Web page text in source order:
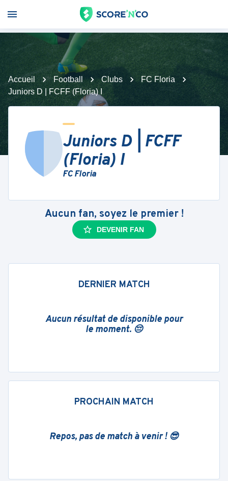
Accueil Football Clubs
FC Floria
Juniors D | FCFF (Floria) I
Juniors D | FCFF
(Floria) I
FC Floria
Aucun fan, soyez le premier !
DEVENIR FAN
DERNIER MATCH
Aucun résultat de disponible pour
le moment. 😔
PROCHAIN MATCH
Repos, pas de match à venir ! 😎